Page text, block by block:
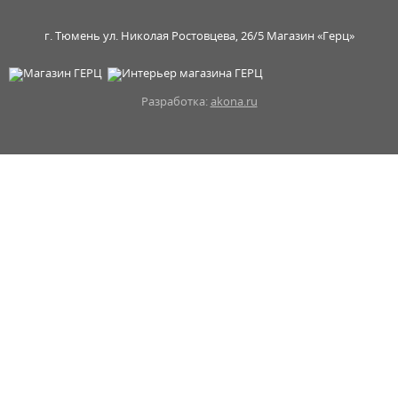
г. Тюмень ул. Николая Ростовцева, 26/5 Магазин «Герц»
Разработка:akona.ru